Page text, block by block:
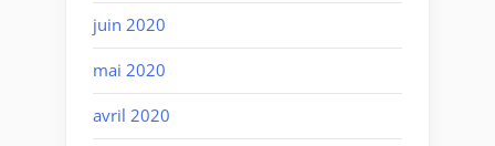
juin 2020
mai 2020
avril 2020